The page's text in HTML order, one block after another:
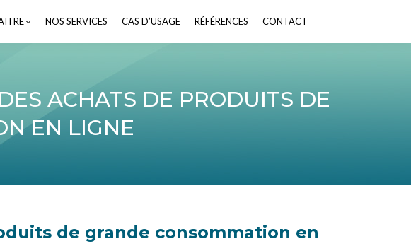
NOS SERVICES CAS D’USAGE RÉFÉRENCES CONTACT
ACHATS DE PRODUITS DE
EN LIGNE
de grande consommation en
NOS SERVICES CAS D’USAGE RÉFÉRENCES CONTACT